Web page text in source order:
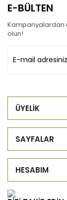
E-BÜLTEN
Kampanyalardan
olun!
ÜYELİK
SAYFALAR
HESABIM